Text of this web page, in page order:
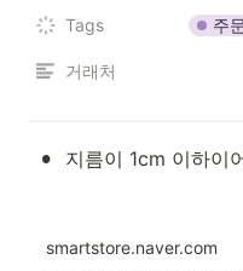
Tags 주
거래처
• 지름이 1cm 이하이
smartstore.naver.com